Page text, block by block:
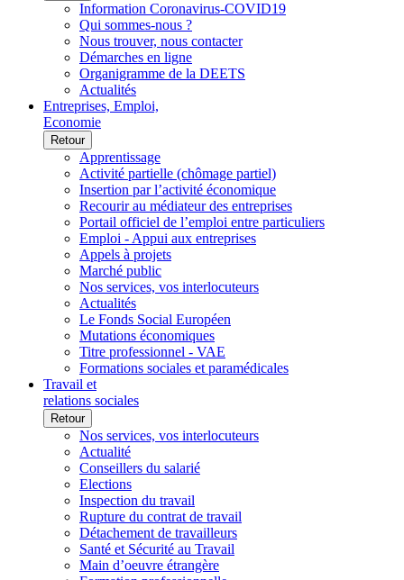
Information Coronavirus-COVID19
Qui sommes-nous ?
Nous trouver, nous contacter
Démarches en ligne
Organigramme de la DEETS
Actualités
Entreprises, Emploi,
Economie
Retour
Apprentissage
Activité partielle (chômage partiel)
Insertion par l’activité économique
Recourir au médiateur des entreprises
Portail officiel de l’emploi entre particuliers
Emploi - Appui aux entreprises
Appels à projets
Marché public
Nos services, vos interlocuteurs
Actualités
Le Fonds Social Européen
Mutations économiques
Titre professionnel - VAE
Formations sociales et paramédicales
Travail et
relations sociales
Retour
Nos services, vos interlocuteurs
Actualité
Conseillers du salarié
Elections
Inspection du travail
Rupture du contrat de travail
Détachement de travailleurs
Santé et Sécurité au Travail
Main d’oeuvre étrangère